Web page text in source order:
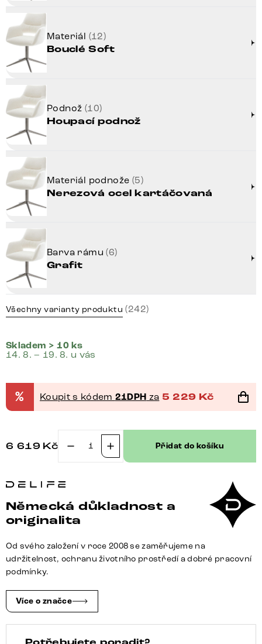
Materiál (12)
Bouclé Soft
Podnož (10)
Houpací podnož
Materiál podnože (5)
Nerezová ocel kartáčovaná
Barva rámu(6)
Grafit
Všechny varianty produktu (242)
Skladem > 10 ks
14. 8. – 19. 8. u vás
% Koupit s kódem 21DPH za 5 229 Kč
6 619 Kč
Yago-
s
područkami
bouclé
měkký
podnož
grafit
360°
Přidat do košíku
Německá důkladnost a
originalita
Od svého založení v roce 2008 se zaměřujeme na
udržitelnost, ochranu životního prostředí a dobré pracovní
podmínky.
Více o značce